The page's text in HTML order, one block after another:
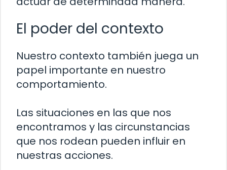
El poder del contexto
Nuestro contexto también juega un
papel importante en nuestro
comportamiento.
Las situaciones en las que nos
encontramos y las circunstancias
que nos rodean pueden influir en
nuestras acciones.